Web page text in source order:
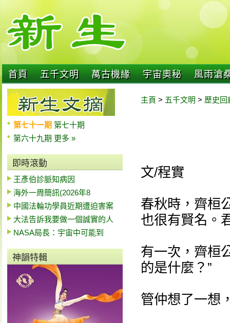
首頁 五千文明 萬古機緣 宇宙奧秘 風雨滄
第七十一期 第七十期
第六十九期 更多 »
即時滾動
王彥伯診脈知病因
海外一周簡訊(2026年8
中國法輪功學員近期遭迫害案
大法告訴我要做一個誠實的人
NASA局長：宇宙中可能到
神韻特輯
主頁 > 五千文明 > 歷史回
文/程實
春秋時，齊桓
也很有賢名。
有一次，齊桓
的是什麼？”
管仲想了一想